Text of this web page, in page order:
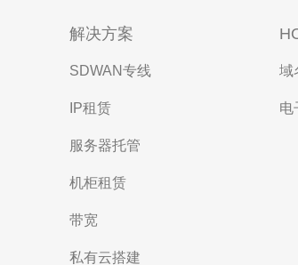
解决方案
SDWAN专线
IP租赁
服务器托管
机柜租赁
带宽
私有云搭建
域
电